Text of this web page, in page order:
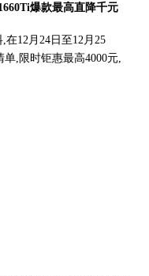
爆款最高直降千元
12月24日至12月25
,限时钜惠最高4000元,